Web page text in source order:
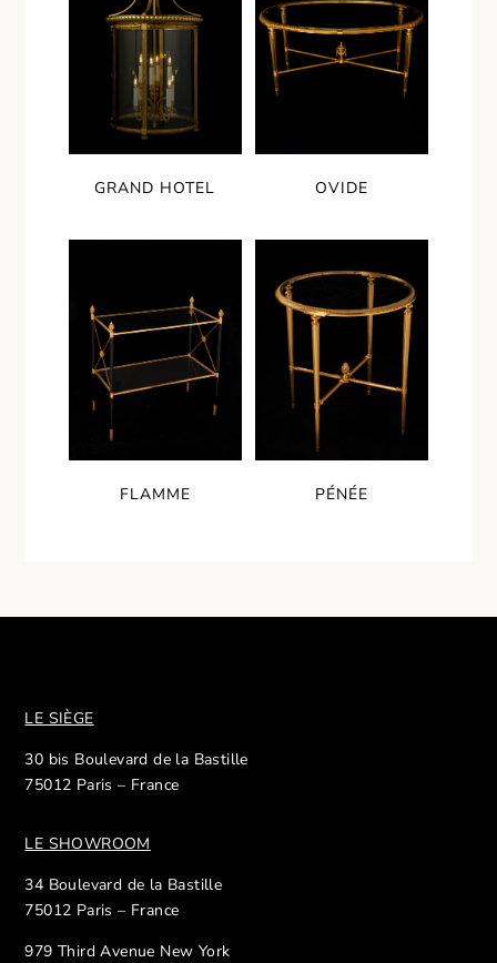
GRAND HOTEL OVIDE
FLAMME PÉNÉE
LE SIÈGE
30 bis Boulevard de la Bastille
75012 Paris – France
LE SHOWROOM
34 Boulevard de la Bastille
75012 Paris – France
979 Third Avenue New York